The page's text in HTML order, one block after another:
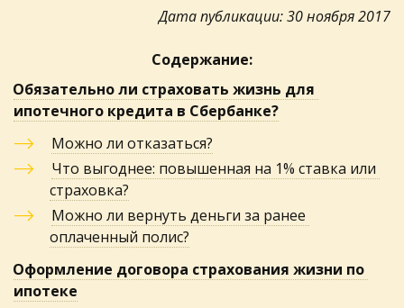
Дата публикации: 30 ноября 2017
Содержание:
Обязательно ли страховать жизнь для
ипотечного кредита в Сбербанке?
Можно ли отказаться?
Что выгоднее: повышенная на 1% ставка или
страховка?
Можно ли вернуть деньги за ранее
оплаченный полис?
Оформление договора страхования жизни по
ипотеке